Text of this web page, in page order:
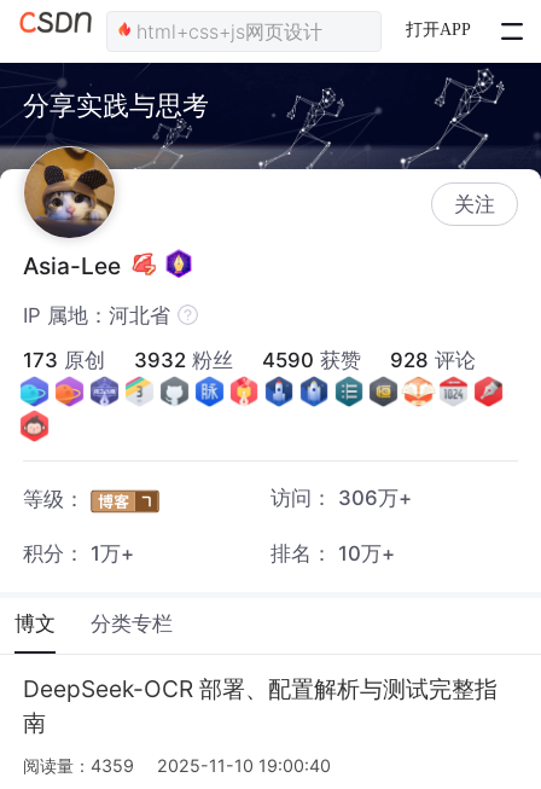
打开APP
分享实践与思考
关注
Asia-Lee
IP 属地：河北省
173 原创 3932 粉丝 4590 获赞 928 评论
等级： 访问： 306万+
积分： 1万+ 排名： 10万+
博文 分类专栏
DeepSeek-OCR 部署、配置解析与测试完整指
南
阅读量：4359 2025-11-10 19:00:40